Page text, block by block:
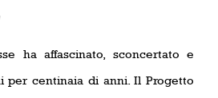
ha affascinato, sconcertato e
per centinaia di anni. Il Progetto